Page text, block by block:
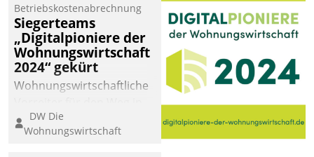
einsehen und ändern
oder
Schadensmeldungen
abgeben – rund um die
Uhr.
Betriebskostenabrechnung
Siegerteams
„Digitalpioniere der
Wohnungswirtschaft
2024“ gekürt
Wohnungswirtschaftliche
eine digitale Zukunft zu
finden, ist das Ziel des
DW Die
Wohnungswirtschaft